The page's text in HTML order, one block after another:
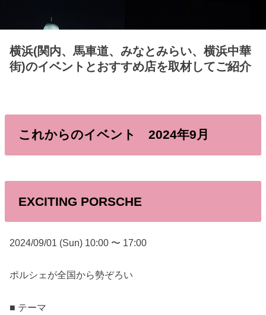
横浜(関内、馬車道、みなとみらい、横浜中華
街)のイベントとおすすめ店を取材してご紹介
これからのイベント 2024年9月
EXCITING PORSCHE
2024/09/01 (Sun) 10:00 〜 17:00
ポルシェが全国から勢ぞろい
■ テーマ